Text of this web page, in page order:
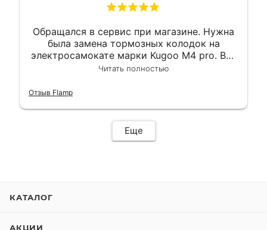
Обращался в сервис при магазине. Нужна
была замена тормозных колодок на
электросамокате марки Kugoo M4 pro. Всё
сделали в лучшем виде и в максимально
гарантии, поэтому и обратился в этот
Читать полностью
Отзыв Flamp
Еще
КАТАЛОГ
АКЦИИ